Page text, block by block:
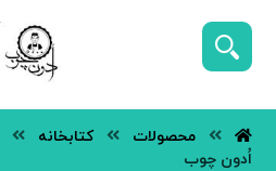
محصولات کتابخانه
اُدون چوب